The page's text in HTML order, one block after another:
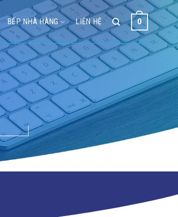
BẾP NHÀ HÀNG LIÊN HỆ 0